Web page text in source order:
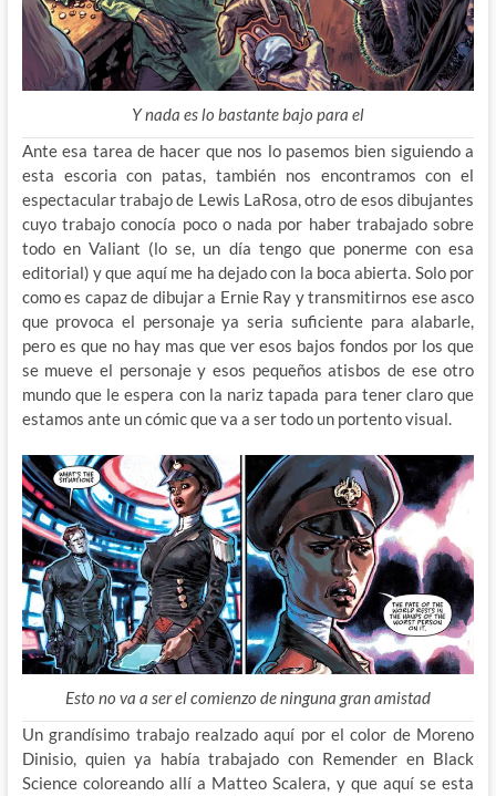
Y nada es lo bastante bajo para el
Ante esa tarea de hacer que nos lo pasemos bien siguiendo a
esta escoria con patas, también nos encontramos con el
espectacular trabajo de Lewis LaRosa, otro de esos dibujantes
cuyo trabajo conocía poco o nada por haber trabajado sobre
todo en Valiant (lo se, un día tengo que ponerme con esa
editorial) y que aquí me ha dejado con la boca abierta. Solo por
como es capaz de dibujar a Ernie Ray y transmitirnos ese asco
que provoca el personaje ya seria suficiente para alabarle,
pero es que no hay mas que ver esos bajos fondos por los que
se mueve el personaje y esos pequeños atisbos de ese otro
mundo que le espera con la nariz tapada para tener claro que
estamos ante un cómic que va a ser todo un portento visual.
Esto no va a ser el comienzo de ninguna gran amistad
Un grandísimo trabajo realzado aquí por el color de Moreno
Dinisio, quien ya había trabajado con Remender en Black
Science coloreando allí a Matteo Scalera, y que aquí se esta